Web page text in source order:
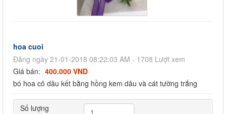
hoa cuoi
Đăng ngày 21-01-2018 08:22:03 AM - 1708 Lượt xem
Giá bán: 400.000 VND
bó hoa cô dâu kết bằng hồng kem dâu và cát tường trắng
Số lượng